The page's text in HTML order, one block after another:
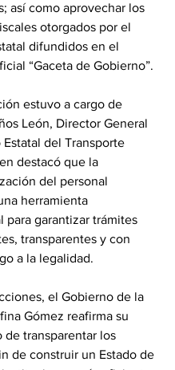
así como aprovechar los
otorgados por el
difundidos en el
“Gaceta de Gobierno”.
estuvo a cargo de
León, Director General
del Transporte
destacó que la
del personal
herramienta
para garantizar trámites
transparentes y con
a la legalidad.
el Gobierno de la
Gómez reafirma su
de transparentar los
de construir un Estado de